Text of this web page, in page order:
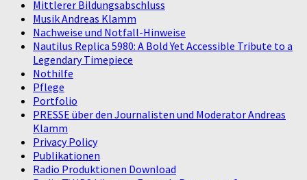
Mittlerer Bildungsabschluss
Musik Andreas Klamm
Nachweise und Notfall-Hinweise
Nautilus Replica 5980: A Bold Yet Accessible Tribute to a
Legendary Timepiece
Nothilfe
Pflege
Portfolio
PRESSE über den Journalisten und Moderator Andreas
Klamm
Privacy Policy
Publikationen
Radio Produktionen Download